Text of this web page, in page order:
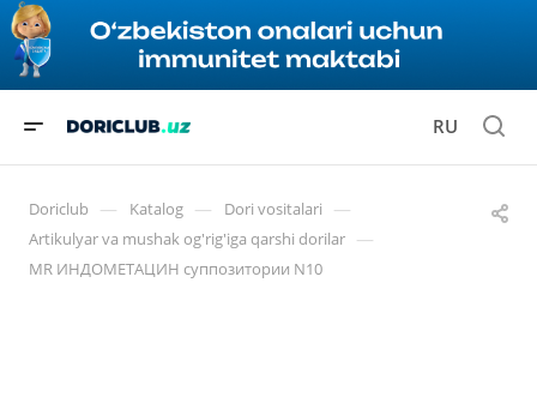
RU
Doriclub — Katalog — Dori vositalari —
Artikulyar va mushak og'rig'iga qarshi dorilar —
MR ИНДОМЕТАЦИН суппозитории N10